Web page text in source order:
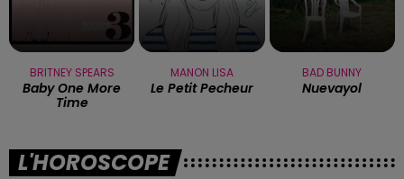
BRITNEY SPEARS
Baby One More
Time
MANON LISA
Le Petit Pecheur
BAD BUNNY
Nuevayol
L'HOROSCOPE